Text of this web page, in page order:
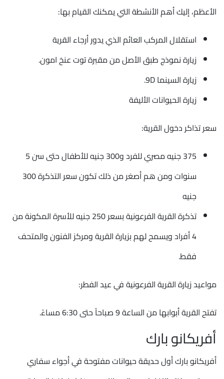
الأعظم، إليك أهم الأنشطة التي يمكنك القيام بها:
استقلال المركب العائم الذي يدور أرجاء القرية
زيارة نموذج طبق الأصل من مقبرة توت عنخ امون.
زيارة السينما 9D.
زيارة الحيوانات الأليفة
سعر تذاكر دخول القرية:
375 جنيه مصري للفرد و300 جنيه للأطفال حتى سن 5
سنوات ومن هم أصغر من ذلك تكون سعر التذكرة 300
جنيه
تذكرة القرية الفرعونية بسعر 250 جنيه للأسرة المكونة من
4 أفراد ويسمح لهم بزيارة القرية ومركز الفنون والمتحف
فقط.
مواعيد زيارة القرية الفرعونية في عيد الفطر:
تفتح القرية أبوابها من الساعة 9 صباحاً حتى 6:30 مساءً.
أفريكانو بارك
أفريكانو بارك أول حديقة حيوانات مفتوحة في أجواء سفاري